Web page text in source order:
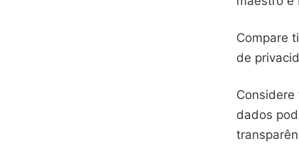
Compare
de
dados